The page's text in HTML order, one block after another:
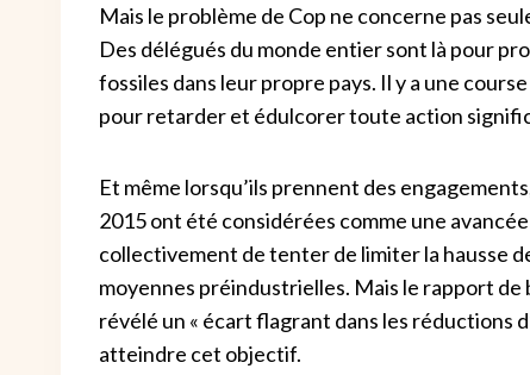
Mais le problème de Cop ne concerne pas
Des délégués du monde entier sont là pour
fossiles dans leur propre pays. Il y a une
pour retarder et édulcorer toute action
Et même lorsqu’ils prennent des
2015 ont été considérées comme une
collectivement de tenter de limiter la hausse
moyennes préindustrielles. Mais le rapport de
révélé un « écart flagrant dans les réductions
atteindre cet objectif.